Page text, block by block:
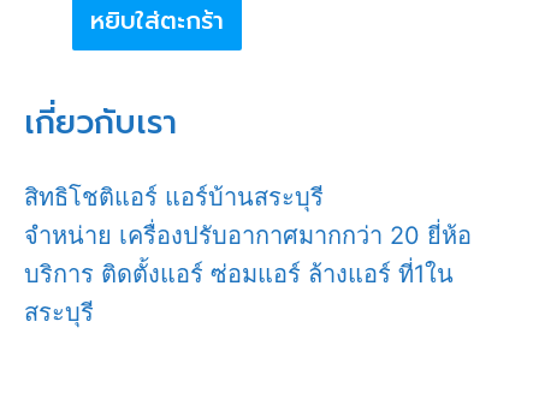
หยิบใส่ตะกร้า
เกี่ยวกับเรา
สิทธิโชติแอร์ แอร์บ้านสระบุรี
จำหน่าย เครื่องปรับอากาศมากกว่า 20 ยี่ห้อ
บริการ ติดตั้งแอร์ ซ่อมแอร์ ล้างแอร์ ที่1ใน
สระบุรี